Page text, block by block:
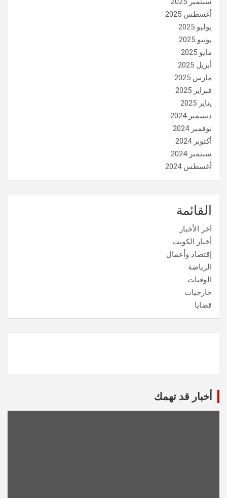
أغسطس 2025
يوليو 2025
يونيو 2025
مايو 2025
أبريل 2025
مارس 2025
فبراير 2025
يناير 2025
ديسمبر 2024
نوفمبر 2024
أكتوبر 2024
سبتمبر 2024
أغسطس 2024
القائمة
آخر الأخبار
أخبار الكويت
إقتصاد وأعمال
الرياضة
الوفيات
خارجيات
قضايا
أخبار قد تهمك